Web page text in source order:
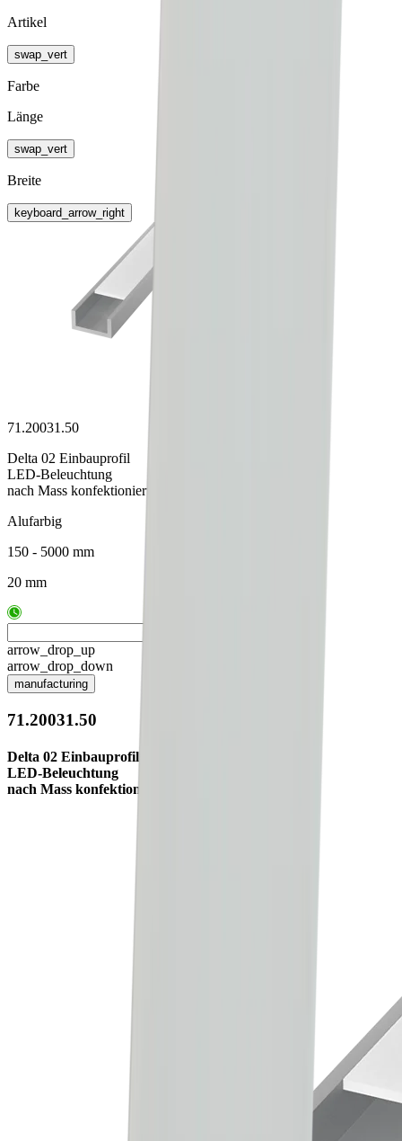
Artikel
swap_vert
Farbe
Länge
swap_vert
Breite
keyboard_arrow_right
71.20031.50
Delta 02 Einbauprofil
LED-Beleuchtung
nach Mass konfektioniert
Alufarbig
150 - 5000 mm
20 mm
arrow_drop_up
arrow_drop_down
manufacturing
71.20031.50
Delta 02 Einbauprofil
LED-Beleuchtung
nach Mass konfektioniert